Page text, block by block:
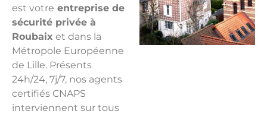
est votre entreprise de
sécurité privée à
Roubaix et dans la
Métropole Européenne
de Lille. Présents
24h/24, 7j/7, nos agents
certifiés CNAPS
interviennent sur tous